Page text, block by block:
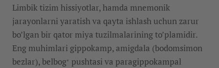
Limbik tizim hissiyotlar, hamda mnemonik
jarayonlarni yaratish va qayta ishlash uchun zarur
bo’lgan bir qator miya tuzilmalarining to’plamidir.
Eng muhimlari gippokamp, ​​amigdala (bodomsimon
bezlar), belbogʻ pushtasi va paragippokampal